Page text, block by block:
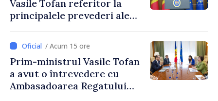
Vasile Tofan referitor la
principalele prevederi ale
2027
/ Acum 15 ore
Prim-ministrul Vasile Tofan
a avut o întrevedere cu
Ambasadoarea Regatului